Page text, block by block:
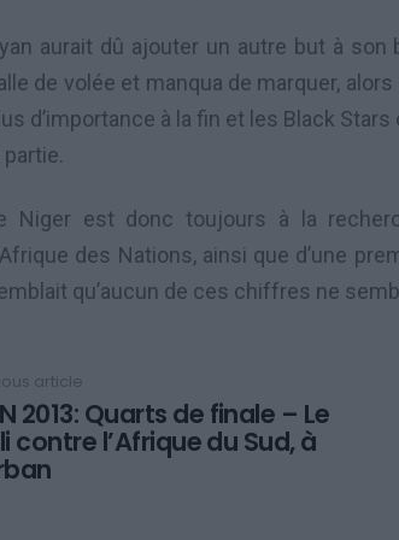
aurait dû ajouter un autre but à
de volée et manqua de marquer,
d’importance à la fin et les Black
partie.
Niger est donc toujours à la
des Nations, ainsi que d’une
qu’aucun de ces chiffres ne
article
2013: Quarts de finale – Le
contre l’Afrique du Sud, à